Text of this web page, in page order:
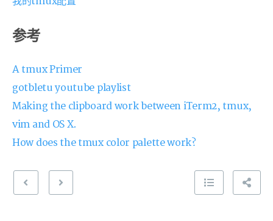
参考
A tmux Primer
gotbletu youtube playlist
Making the clipboard work between iTerm2, tmux,
vim and OS X.
How does the tmux color palette work?